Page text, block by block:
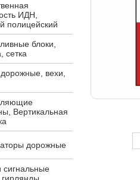
ИДН,
полицейский
блоки,
сетка
вехи,
Вертикальная
дорожные